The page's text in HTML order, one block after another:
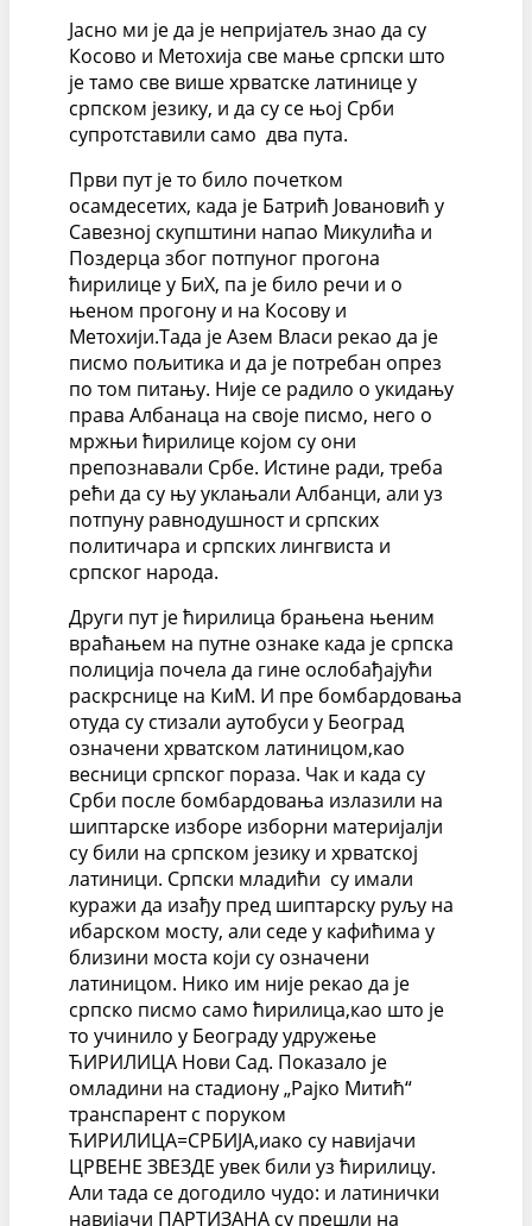
Јасно ми је да је непријатељ знао да су
Косово и Метохија све мање српски што
је тамо све више хрватске латинице у
српском језику, и да су се њој Срби
супротставили само два пута.
Први пут је то било почетком
осамдесетих, када је Батрић Јовановић у
Савезној скупштини напао Микулића и
Поздерца због потпуног прогона
ћирилице у БиХ, па је било речи и о
њеном прогону и на Косову и
Метохији.Тада је Азем Власи рекао да је
писмо пољитика и да је потребан опрез
по том питању. Није се радило о укидању
права Албанаца на своје писмо, него о
мржњи ћирилице којом су они
препознавали Србе. Истине ради, треба
рећи да су њу уклањали Албанци, али уз
потпуну равнодушност и српских
политичара и српских лингвиста и
српског народа.
Други пут је ћирилица брањена њеним
враћањем на путне ознаке када је српска
полиција почела да гине ослобађајући
раскрснице на КиМ. И пре бомбардовања
отуда су стизали аутобуси у Београд
означени хрватском латиницом,као
весници српског пораза. Чак и када су
Срби после бомбардовања излазили на
шиптарске изборе изборни материјалји
су били на српском језику и хрватској
латиници. Српски младићи су имали
куражи да изађу пред шиптарску руљу на
ибарском мосту, али седе у кафићима у
близини моста који су означени
латиницом. Нико им није рекао да је
српско писмо само ћирилица,као што је
то учинило у Београду удружење
ЋИРИЛИЦА Нови Сад. Показало је
омладини на стадиону „Рајко Митић“
транспарент с поруком
ЋИРИЛИЦА=СРБИЈА,иако су навијачи
ЦРВЕНЕ ЗВЕЗДЕ увек били уз ћирилицу.
Али тада се догодило чудо: и латинички
навијачи ПАРТИЗАНА су прешли на